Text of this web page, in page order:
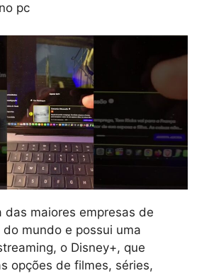
pc
das maiores empresas de
mundo e possui uma
o Disney+, que
opções de filmes, séries,